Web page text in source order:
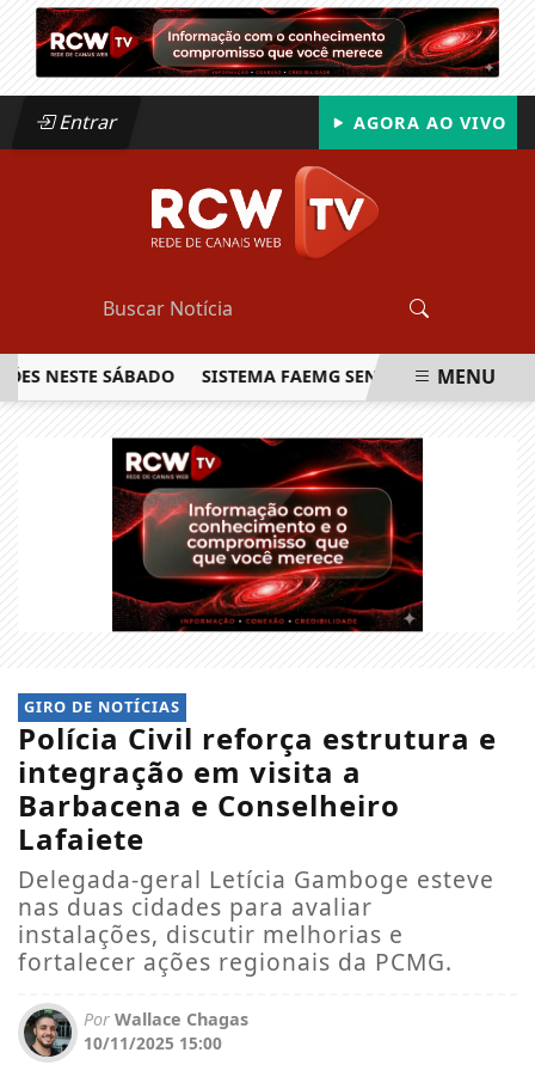
Entrar AGORA AO VIVO
SÁBADO SISTEMA FAEMG SENAR LANÇA O PRIMEIRO
MENU
GIRO DE NOTÍCIAS
Polícia Civil reforça estrutura e
integração em visita a
Barbacena e Conselheiro
Lafaiete
Delegada-geral Letícia Gamboge esteve
nas duas cidades para avaliar
instalações, discutir melhorias e
fortalecer ações regionais da PCMG.
Por Wallace Chagas
10/11/2025 15:00